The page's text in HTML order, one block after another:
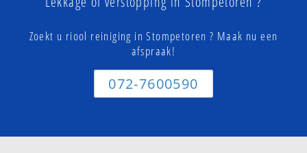
Zoekt u riool reiniging in Stompetoren ? Maak nu een
afspraak!
072-7600590